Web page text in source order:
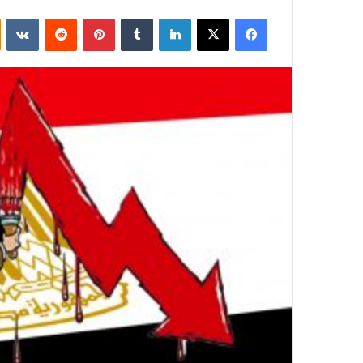
فيسبوك ‫X لينكدإن بينتيريست